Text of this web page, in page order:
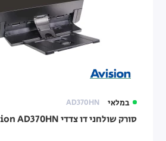
במלאי AD370HN
סורק שולחני דו צדדי Avision AD370HN